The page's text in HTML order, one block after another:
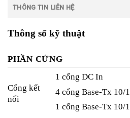
THÔNG TIN LIÊN HỆ
Thông số kỹ thuật
PHẦN CỨNG
Cổng kết
nối
1 cổng DC In
4 cổng Base-Tx 10/
1 cổng Base-Tx 10/